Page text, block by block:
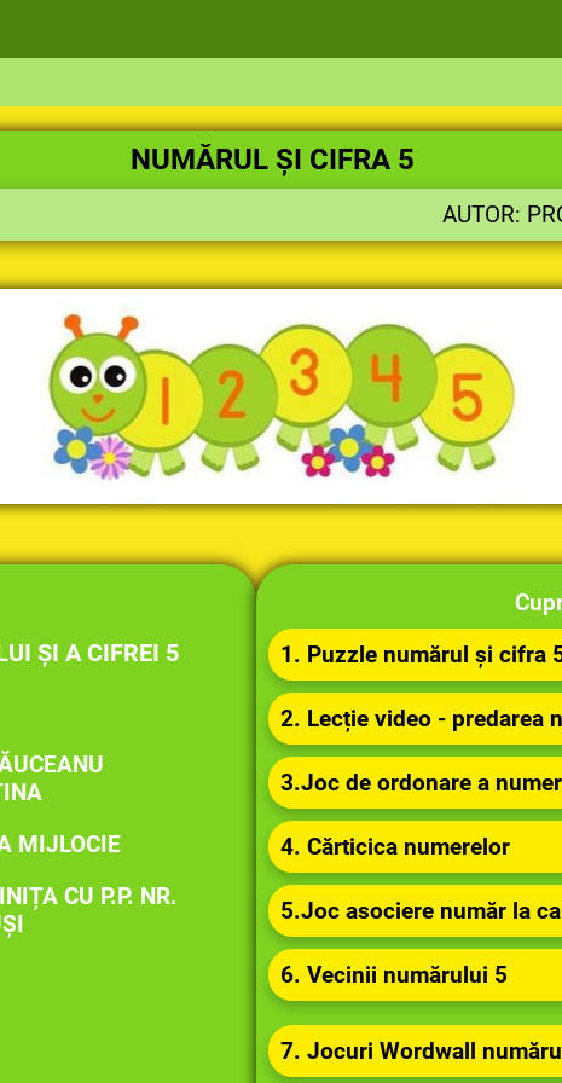
NUMĂRUL ȘI CIFRA 5
AUTOR:
ȘI A CIFREI 5
MIJLOCIE
CU P.P. NR.
1. Puzzle numărul și cifra
2. Lecție video - predarea
3.Joc de ordonare a
4. Cărticica numerelor
5.Joc asociere număr la
6. Vecinii numărului 5
7. Jocuri Wordwall